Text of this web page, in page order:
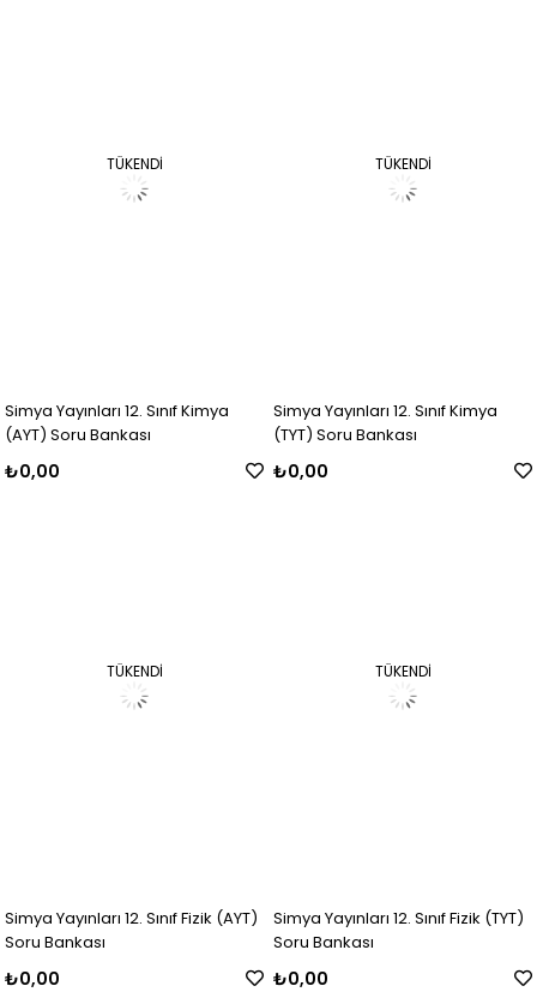
TÜKENDI
Simya Yayınları 12. Sınıf Kimya
(AYT) Soru Bankası
₺0,00
TÜKENDI
Simya Yayınları 12. Sınıf Kimya
(TYT) Soru Bankası
₺0,00
TÜKENDI
Simya Yayınları 12. Sınıf Fizik (AYT)
Soru Bankası
₺0,00
TÜKENDI
Simya Yayınları 12. Sınıf Fizik (TYT)
Soru Bankası
₺0,00